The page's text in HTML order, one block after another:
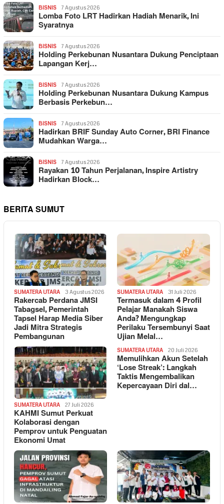
BISNIS 7 Agustus 2026
Lomba Foto LRT Hadirkan Hadiah Menarik, Ini
Syaratnya
BISNIS 7 Agustus 2026
Holding Perkebunan Nusantara Dukung Penciptaan
Lapangan Kerj…
BISNIS 7 Agustus 2026
Holding Perkebunan Nusantara Dukung Kampus
Berbasis Perkebun…
BISNIS 7 Agustus 2026
Hadirkan BRIF Sunday Auto Corner, BRI Finance
Mudahkan Warga…
BISNIS 7 Agustus 2026
Rayakan 10 Tahun Perjalanan, Inspire Artistry
Hadirkan Block…
BERITA SUMUT
SUMATERA UTARA 3 Agustus 2026
Rakercab Perdana JMSI
Tabagsel, Pemerintah
Tapsel Harap Media Siber
Jadi Mitra Strategis
Pembangunan
SUMATERA UTARA 31 Juli 2026
Termasuk dalam 4 Profil
Pelajar Manakah Siswa
Anda? Mengungkap
Perilaku Tersembunyi Saat
Ujian Melal…
SUMATERA UTARA 27 Juli 2026
KAHMI Sumut Perkuat
Kolaborasi dengan
Pemprov untuk Penguatan
Ekonomi Umat
SUMATERA UTARA 20 Juli 2026
Memulihkan Akun Setelah
‘Lose Streak’: Langkah
Taktis Mengembalikan
Kepercayaan Diri dal…